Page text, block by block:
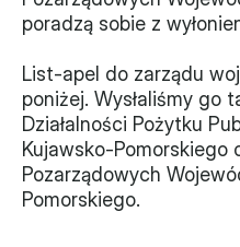
poradzą sobie z
List-apel do zarządu
poniżej. Wysłaliśmy go
Działalności Pożytku
Kujawsko-Pomorskiego
Pozarządowych
Pomorskiego.